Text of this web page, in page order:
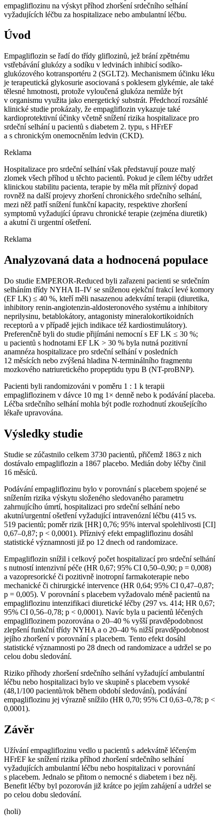
empagliflozinu na výskyt příhod zhoršení srdečního selhání
vyžadujících léčbu za hospitalizace nebo ambulantní léčbu.
Úvod
Empagliflozin se řadí do třídy gliflozinů, jež brání zpětnému
vstřebávání glukózy a sodíku v ledvinách inhibicí sodíko-
glukózového kotransportéru 2 (SGLT2). Mechanismem účinku léku
je terapeutická glykosurie asociovaná s poklesem glykémie, ale také
tělesné hmotnosti, protože vyloučená glukóza nemůže být
v organismu využita jako energetický substrát. Předchozí rozsáhlé
klinické studie prokázaly, že empagliflozin vykazuje také
kardioprotektivní účinky včetně snížení rizika hospitalizace pro
srdeční selhání u pacientů s diabetem 2. typu, s HFrEF
a s chronickým onemocněním ledvin (CKD).
Reklama
Hospitalizace pro srdeční selhání však představují pouze malý
zlomek všech příhod u těchto pacientů. Pokud je cílem léčby udržet
klinickou stabilitu pacienta, terapie by měla mít příznivý dopad
rovněž na další projevy zhoršení chronického srdečního selhání,
mezi něž patří snížení funkční kapacity, respektive zhoršení
symptomů vyžadující úpravu chronické terapie (zejména diuretik)
a akutní či urgentní ošetření.
Reklama
Analyzovaná data a hodnocená populace
Do studie EMPEROR-Reduced byli zařazeni pacienti se srdečním
selháním třídy NYHA II–IV se sníženou ejekční frakcí levé komory
(EF LK) ≤ 40 %, kteří měli nasazenou adekvátní terapii (diuretika,
inhibitory renin-angiotenzin-aldosteronového systému a inhibitory
neprilysinu, betablokátory, antagonisty mineralokortikoidních
receptorů a v případě jejich indikace též kardiostimulátory).
Preferenčně byli do studie přijímáni nemocní s EF LK ≤ 30 %;
u pacientů s hodnotami EF LK > 30 % byla nutná pozitivní
anamnéza hospitalizace pro srdeční selhání v posledních
12 měsících nebo zvýšená hladina N-terminálního fragmentu
mozkového natriuretického propeptidu typu B (NT-proBNP).
Pacienti byli randomizováni v poměru 1 : 1 k terapii
empagliflozinem v dávce 10 mg 1× denně nebo k podávání placeba.
Léčba srdečního selhání mohla být podle rozhodnutí zkoušejícího
lékaře upravována.
Výsledky studie
Studie se zúčastnilo celkem 3730 pacientů, přičemž 1863 z nich
dostávalo empagliflozin a 1867 placebo. Medián doby léčby činil
16 měsíců.
Podávání empagliflozinu bylo v porovnání s placebem spojené se
snížením rizika výskytu složeného sledovaného parametru
zahrnujícího úmrtí, hospitalizaci pro srdeční selhání nebo
akutní/urgentní ošetření vyžadující intravenózní léčbu (415 vs.
519 pacientů; poměr rizik [HR] 0,76; 95% interval spolehlivosti [CI]
0,67–0,87; p < 0,0001). Příznivý efekt empagliflozinu dosáhl
statistické významnosti již po 12 dnech od randomizace.
Empagliflozin snížil i celkový počet hospitalizací pro srdeční selhání
s nutností intenzivní péče (HR 0,67; 95% CI 0,50–0,90; p = 0,008)
a vazopresorické či pozitivně inotropní farmakoterapie nebo
mechanické či chirurgické intervence (HR 0,64; 95% CI 0,47–0,87;
p = 0,005). V porovnání s placebem vyžadovalo méně pacientů na
empagliflozinu intenzifikaci diuretické léčby (297 vs. 414; HR 0,67;
95% CI 0,56–0,78; p < 0,0001). Navíc byla u pacientů léčených
empagliflozinem pozorována o 20–40 % vyšší pravděpodobnost
zlepšení funkční třídy NYHA a o 20–40 % nižší pravděpodobnost
jejího zhoršení v porovnání s placebem. Tento efekt dosáhl
statistické významnosti po 28 dnech od randomizace a udržel se po
celou dobu sledování.
Riziko příhody zhoršení srdečního selhání vyžadující ambulantní
léčbu nebo hospitalizaci bylo ve skupině s placebem vysoké
(48,1/100 pacientů⁠/⁠rok během období sledování), podávání
empagliflozinu jej výrazně snížilo (HR 0,70; 95% CI 0,63–0,78; p <
0,0001).
Závěr
Užívání empagliflozinu vedlo u pacientů s adekvátně léčeným
HFrEF ke snížení rizika příhod zhoršení srdečního selhání
vyžadujících ambulantní léčbu nebo hospitalizaci v porovnání
s placebem. Jednalo se přitom o nemocné s diabetem i bez něj.
Benefit léčby byl pozorován již krátce po jejím zahájení a udržel se
po celou dobu sledování.
(holi)